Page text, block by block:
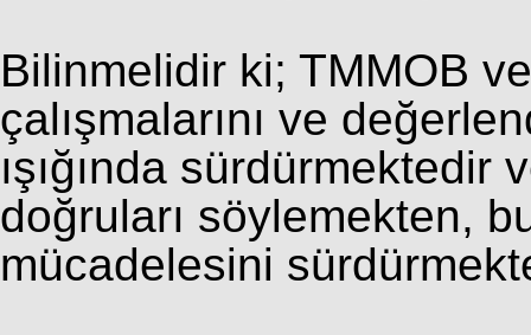
Bilinmelidir ki; TMMOB
çalışmalarını ve
ışığında sürdürmektedir
doğruları söylemekten,
mücadelesini